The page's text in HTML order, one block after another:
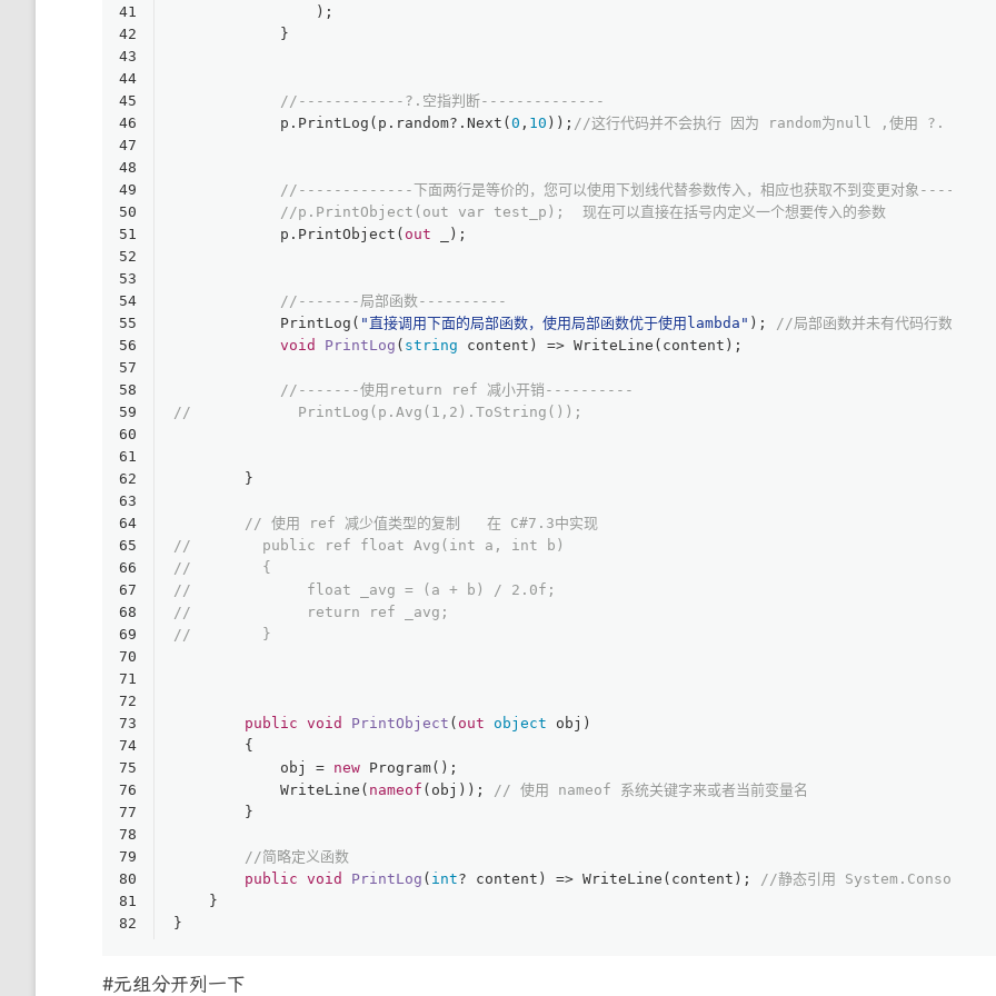
41
42
43
44
45
46
47
48
49
50
51
52
53
54
55
56
57
58
59
60
61
62
63
64
65
66
67
68
69
70
71
72
73
74
75
76
77
78
79
80
81
82
                );
            }
//------------?.空指判断--------------
            p.PrintLog(p.random?.Next(
0 , 10 )); //这行代码并不会执行 因为 random为null ,使用 ?. 来控制
//-------------下面两行是等价的，您可以使用下划线代替参数传入，相应也获取不到变更对象
//p.PrintObject(out var test_p);  现在可以直接在括号内定义一个想要传入的参数
            p.PrintObject(
out _);
//-------局部函数----------
            PrintLog(
"直接调用下面的局部函数，使用局部函数优于使用lambda" );
//局部函数并未有代码行数上的优
void
PrintLog ( string content ) => WriteLine(content);
//-------使用return ref 减小开销----------
//            PrintLog(p.Avg(1,2).ToString());
        }
// 使用 ref 减少值类型的复制   在 C#7.3中实现
//        public ref float Avg(int a, int b)
//        {
//             float _avg = (a + b) / 2.0f;
//             return ref _avg;
//        }
public void PrintObject ( out object obj )
        {
            obj =
new Program();
            WriteLine(
nameof (obj));
// 使用 nameof 系统关键字来或者当前变量名
        }
//简略定义函数
public void PrintLog ( int? content ) => WriteLine(content);
//静态引用 System.Console
    }
}
#元组分开列一下